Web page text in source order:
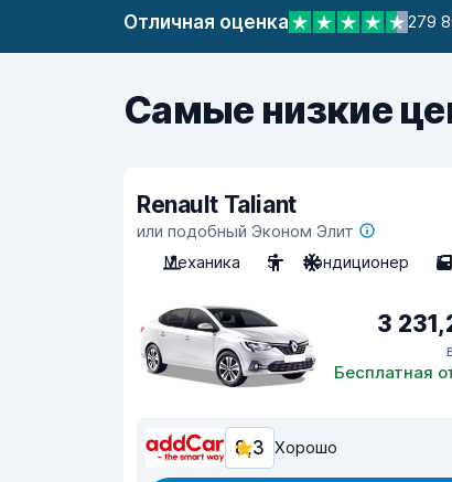
Отличная оценка 279
Самые низкие
Renault Taliant
или подобный Эконом Элит
Механика
5 Кондиционер 5
3
Бесплатная
8,3 Хорошо